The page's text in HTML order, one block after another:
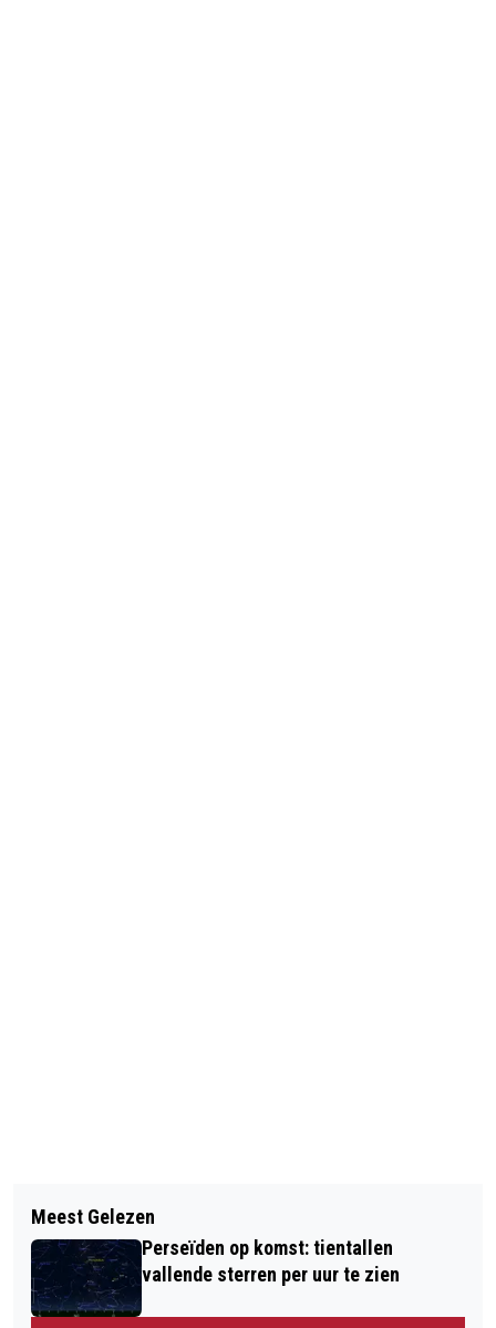
AMSTERDAM PAKT RADICALISERING
ONLINE AAN
DODE IN UITGEBRANDE WONING
AMSTERDAM
Meest Gelezen
Perseïden op komst: tientallen
vallende sterren per uur te zien